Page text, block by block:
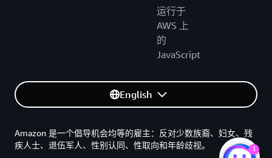
运行于
AWS 上
的
JavaScript
English
Amazon 是一个倡导机会均等的雇主：反对少数族裔、妇女、残
疾人士、退伍军人、性别认同、性取向和年龄歧视。
1